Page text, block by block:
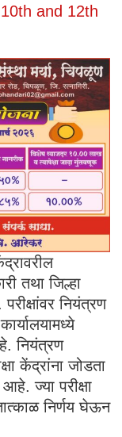
and 12th
तथा जिल्हा
नियंत्रण
नियंत्रण
केंद्रांना जोडता
ज्या परीक्षा
निर्णय घेऊन